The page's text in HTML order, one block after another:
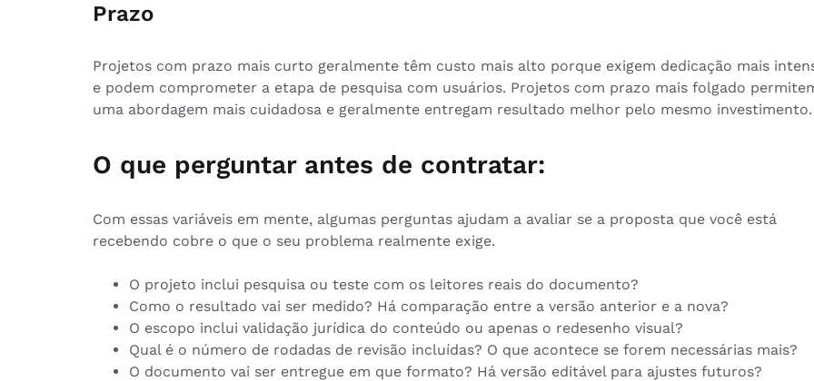
Prazo
Projetos com prazo mais curto geralmente têm custo mais alto porque exigem dedicação mais
e podem comprometer a etapa de pesquisa com usuários. Projetos com prazo mais folgado
uma abordagem mais cuidadosa e geralmente entregam resultado melhor pelo mesmo investimento.
O que perguntar antes de contratar:
Com essas variáveis em mente, algumas perguntas ajudam a avaliar se a proposta que você está
recebendo cobre o que o seu problema realmente exige.
O projeto inclui pesquisa ou teste com os leitores reais do documento?
Como o resultado vai ser medido? Há comparação entre a versão anterior e a nova?
O escopo inclui validação jurídica do conteúdo ou apenas o redesenho visual?
Qual é o número de rodadas de revisão incluídas? O que acontece se forem necessárias mais?
O documento vai ser entregue em que formato? Há versão editável para ajustes futuros?